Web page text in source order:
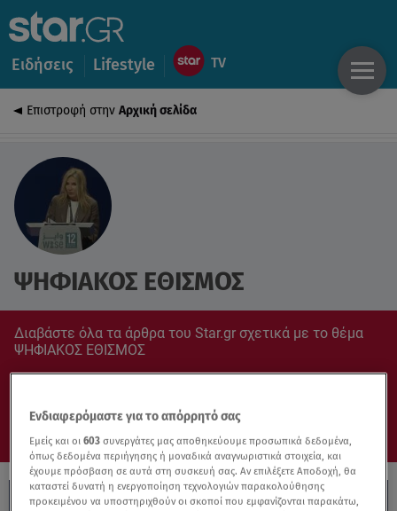
Ειδήσεις Lifestyle
Επιστροφή στην Αρχική σελίδα
ΨΗΦΙΑΚΟΣ ΕΘΙΣΜΟΣ
Διαβάστε όλα τα άρθρα του Star.gr σχετικά με το θέμα
ΨΗΦΙΑΚΟΣ ΕΘΙΣΜΟΣ
Ενδιαφερόμαστε για το απόρρητό σας
Εμείς και οι603 συνεργάτες μας αποθηκεύουμε προσωπικά δεδομένα,
όπως δεδομένα περιήγησης ή μοναδικά αναγνωριστικά στοιχεία, και
έχουμε πρόσβαση σε αυτά στη συσκευή σας. Αν επιλέξετε Αποδοχή, θα
καταστεί δυνατή η ενεργοποίηση τεχνολογιών παρακολούθησης
προκειμένου να υποστηριχθούν οι σκοποί που εμφανίζονται παρακάτω,